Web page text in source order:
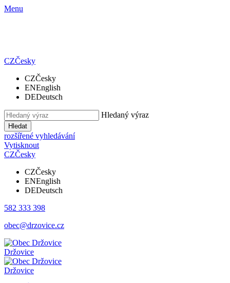
Menu
CZČesky
CZČesky
ENEnglish
DEDeutsch
Hledaný výraz
Hledat
rozšířené vyhledávání
Vytisknout
CZČesky
CZČesky
ENEnglish
DEDeutsch
582 333 398
obec@drzovice.cz
Držovice
Držovice